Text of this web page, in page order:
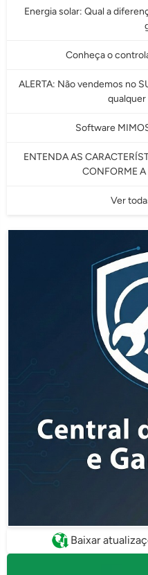
Energia solar: Qual a
Conheça o
ALERTA: Não vendemos no
qualquer
Software
ENTENDA AS
CONFORME
Ver
Baixar